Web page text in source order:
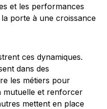
et les performances
porte à une croissance
ces dynamiques.
dans des
les métiers pour
mutuelle et renforcer
mettent en place